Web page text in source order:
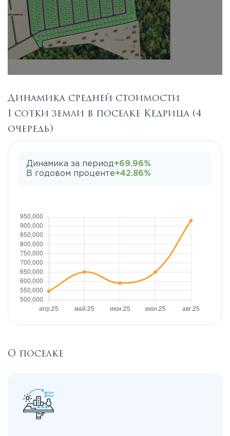
Динамика средней стоимости
1 сотки земли в поселке Кедрица (4
очередь)
Динамика за период+69.96%
В годовом проценте+42.86%
О поселке